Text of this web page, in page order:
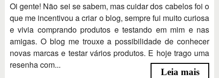
Oi gente! Não sei se sabem, mas cuidar dos cabelos foi o
que me incentivou a criar o blog, sempre fui muito curiosa
e vivia comprando produtos e testando em mim e nas
amigas. O blog me trouxe a possibilidade de conhecer
novas marcas e testar vários produtos. E hoje trago uma
resenha com...
Leia mais